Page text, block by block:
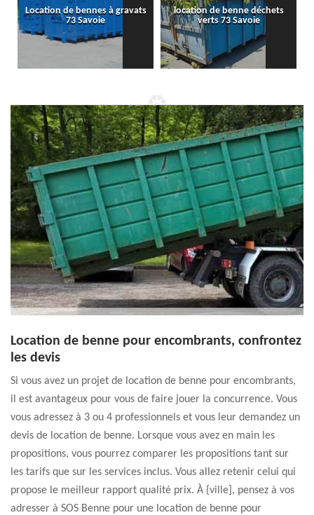
Location de bennes à gravats
73 Savoie
location de benne déchets
verts 73 Savoie
Location de benne pour encombrants, confrontez
les devis
Si vous avez un projet de location de benne pour encombrants,
il est avantageux pour vous de faire jouer la concurrence. Vous
vous adressez à 3 ou 4 professionnels et vous leur demandez un
devis de location de benne. Lorsque vous avez en main les
propositions, vous pourrez comparer les propositions tant sur
les tarifs que sur les services inclus. Vous allez retenir celui qui
propose le meilleur rapport qualité prix. À {ville], pensez à vos
adresser à SOS Benne pour une location de benne pour